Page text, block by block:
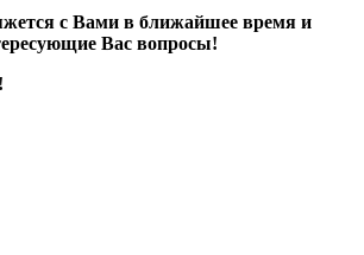
с Вами в ближайшее время и
Вас вопросы!